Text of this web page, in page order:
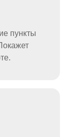
пункты